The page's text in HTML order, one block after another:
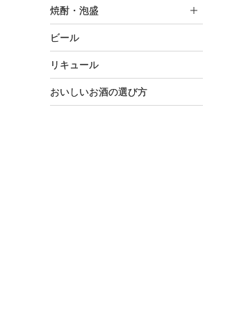
焼酎・泡盛
ビール
リキュール
おいしいお酒の選び方